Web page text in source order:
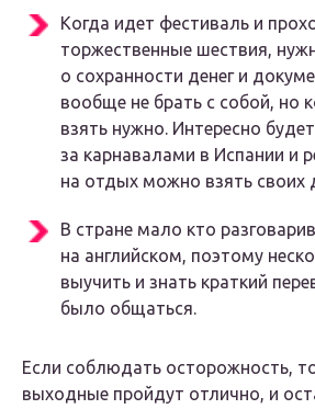
Когда идет фестиваль и
торжественные шествия,
о сохранности денег и
вообще не брать с собой, но
взять нужно. Интересно
за карнавалами в Испании и
на отдых можно взять своих
В стране мало кто
на английском, поэтому
выучить и знать краткий
было общаться.
Если соблюдать осторожность,
выходные пройдут отлично, и